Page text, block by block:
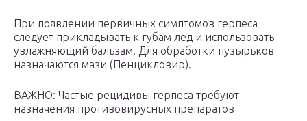
При появлении первичных симптомов герпеса
следует прикладывать к губам лед и использовать
увлажняющий бальзам. Для обработки пузырьков
назначаются мази (Пенцикловир).
ВАЖНО: Частые рецидивы герпеса требуют
назначения противовирусных препаратов